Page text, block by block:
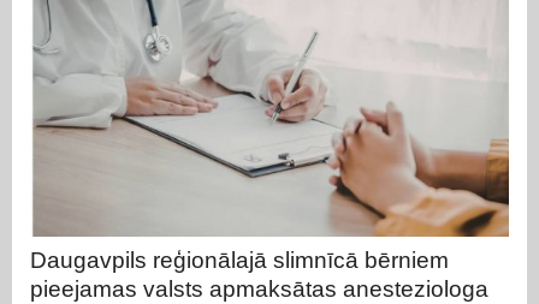
Daugavpils reģionālajā slimnīcā bērniem
pieejamas valsts apmaksātas anesteziologa